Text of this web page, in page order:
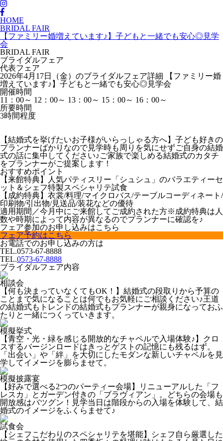
HOME
BRIDAL FAIR
【ファミリー婚増えています♪】子どもと一緒でも安心◎見学
会
BRIDAL FAIR
ブライダルフェア
代表フェア
2026年4月17日（金）のブライダルフェア詳細 【ファミリー婚
増えています♪】子どもと一緒でも安心◎見学会
開催時間
11：00～ 12：00～ 13：00～ 15：00～ 16：00～
所要時間
3時間程度
【結婚式を挙げたいお子様がいらっしゃる方へ】子ども好きの
プランナーばかりなので見学時も周りを気にせずご自身の結婚
式の話に集中してください♪ご家族で楽しめる結婚式のカタチ
をプランナーがご提案します！
おすすめポイント
【来館特典】人気パティスリー「シュシュ」のバラエティーセ
ット＆シェフ特製スペシャリテ試食
【成約特典】衣裳/料理/マイクロバス/テーブルコーディネート/
印刷物/引出物/見送品/装花などの優待
適用期間／今月中にご来館してご成約された方※成約特典は人
数や時期によって内容が異なるのでプランナーに確認を♪
フェア参加のお申し込みはこちら
フェア予約はこちら
お電話でのお申し込みの方は
TEL.0573-67-8888
TEL.0573-67-8888
ブライダルフェア内容
相談会
【何も決まっていなくてもOK！】結婚式の段取りから予算の
ことまで気になることは何でもお気軽にご相談ください♪王道
の結婚式もトレンドの結婚式もプランナーが親身になっておふ
たりと一緒につくっていきます。
模擬挙式
【青空・光・緑を感じる開放的なチャペルで入場体験♪】クロ
スするバージンロードはきっとゲストの記憶にも残るはず。
「出会い」や「絆」を大切にしたモダンな新しいチャペルを見
学してイメージを膨らませて。
模擬披露宴
【好みで選べる2つのパーティー会場】リニューアルした「フ
レスカ」とガーデン付きの「ブラヴィアン」。どちらの会場も
開放感はバツグン！見学当日は階段からの入場を体験して、結
婚式のイメージをふくらませて♪
試食会
【シェフこだわりのスペシャリテを堪能】シェフ自ら厳選した